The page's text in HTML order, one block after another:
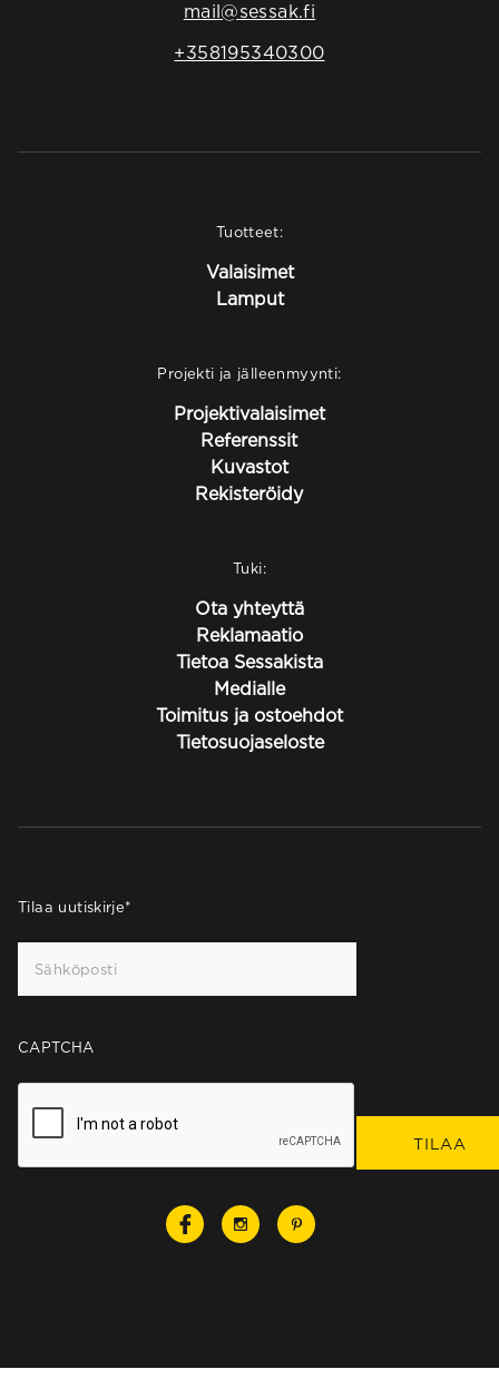
mail@sessak.fi
+358195340300
Tuotteet:
Valaisimet
Lamput
Projekti ja jälleenmyynti:
Projektivalaisimet
Referenssit
Kuvastot
Rekisteröidy
Tuki:
Ota yhteyttä
Reklamaatio
Tietoa Sessakista
Medialle
Toimitus ja ostoehdot
Tietosuojaseloste
Tilaa uutiskirje*
CAPTCHA